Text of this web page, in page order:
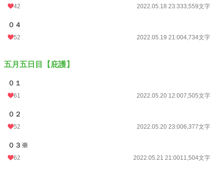
42 2022.05.18 23:333,559文字
０４
52 2022.05.19 21:004,734文字
五月五日目【庇護】
０１
61 2022.05.20 12:007,505文字
０２
52 2022.05.20 23:006,377文字
０３※
62 2022.05.21 21:0011,504文字